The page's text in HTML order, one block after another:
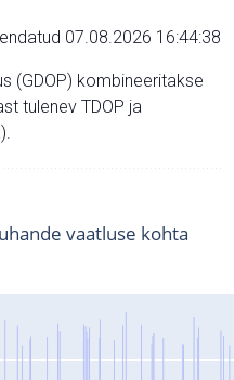
07.08.2026 16:44:38
(GDOP) kombineeritakse
tulenev TDOP ja
vaatluse kohta